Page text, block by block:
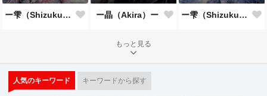
ー雫（Shizuku）ー ー晶（Akira）ー ー雫（Shizuku）ー
もっと見る
人気のキーワード キーワードから探す